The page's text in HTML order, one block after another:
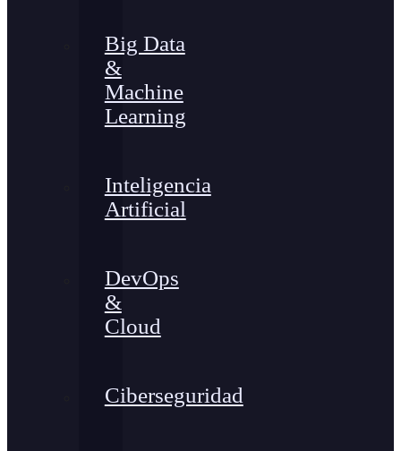
Big Data
&
Machine
Learning
Inteligencia
Artificial
DevOps
&
Cloud
Ciberseguridad